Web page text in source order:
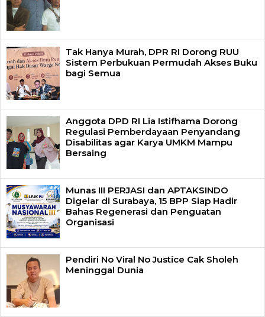
Tak Hanya Murah, DPR RI Dorong RUU
Sistem Perbukuan Permudah Akses Buku
bagi Semua
Anggota DPD RI Lia Istifhama Dorong
Regulasi Pemberdayaan Penyandang
Disabilitas agar Karya UMKM Mampu
Bersaing
Munas III PERJASI dan APTAKSINDO
Digelar di Surabaya, 15 BPP Siap Hadir
Bahas Regenerasi dan Penguatan
Organisasi
Pendiri No Viral No Justice Cak Sholeh
Meninggal Dunia